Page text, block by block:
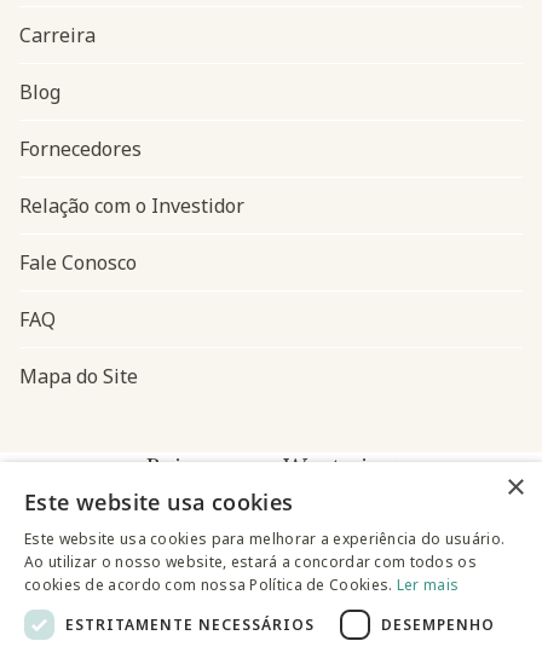
Navegação do rodapé
Carreira
Blog
Fornecedores
Relação com o Investidor
Fale Conosco
FAQ
Mapa do Site
Baixe o app Westwing
×
Este website usa cookies
Este website usa cookies para melhorar a experiência do usuário.
Ao utilizar o nosso website, estará a concordar com todos os
cookies de acordo com nossa Política de Cookies. Ler mais
ESTRITAMENTE NECESSÁRIOS
DESEMPENHO